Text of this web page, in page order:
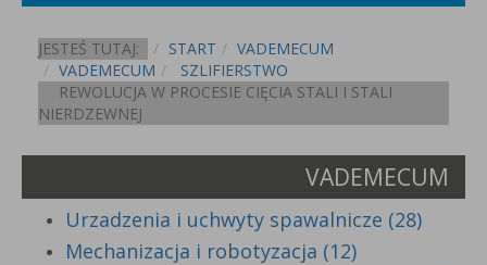
JESTEŚ TUTAJ: START
VADEMECUM
VADEMECUM
SZLIFIERSTWO
REWOLUCJA W PROCESIE CIĘCIA STALI I STALI
NIERDZEWNEJ
VADEMECUM
Urzadzenia i uchwyty spawalnicze (28)
Mechanizacja i robotyzacja (12)